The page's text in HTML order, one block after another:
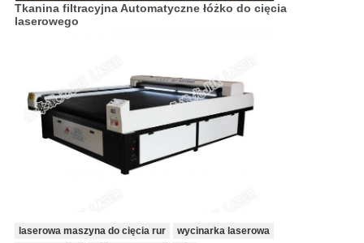
Tkanina filtracyjna Automatyczne łóżko do cięcia
laserowego
laserowa maszyna do cięcia rur
wycinarka laserowa